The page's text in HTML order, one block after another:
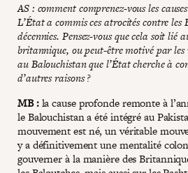
AS : comment comprenez-vous les
L’État a commis ces atrocités contre les
décennies. Pensez-vous que cela soit lié
britannique, ou peut-être motivé par les
au Balouchistan que l’État cherche à
d’autres raisons ?
MB :la cause profonde remonte à
le Balouchistan a été intégré au
mouvement est né, un véritable
y a définitivement une mentalité
gouverner à la manière des